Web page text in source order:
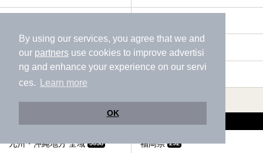
By using our services, you agree that we and
our partners use cookies to improve advertisi
ng and enhance your experience on our servi
ces.
Learn more
OK
日出
九州・沖縄地方 全域 3038 福岡県 292